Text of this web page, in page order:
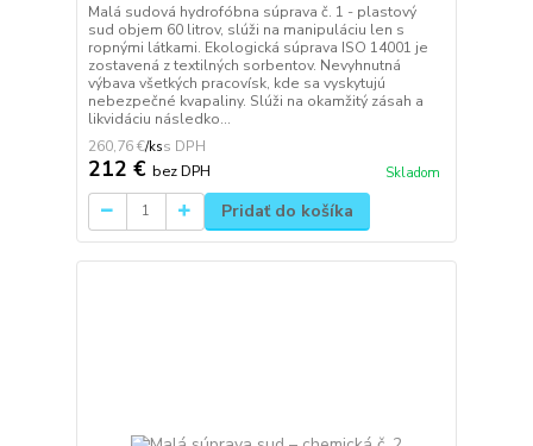
Malá sudová hydrofóbna súprava č. 1 - plastový
sud objem 60 litrov, slúži na manipuláciu len s
ropnými látkami. Ekologická súprava ISO 14001 je
zostavená z textilných sorbentov. Nevyhnutná
výbava všetkých pracovísk, kde sa vyskytujú
nebezpečné kvapaliny. Slúži na okamžitý zásah a
likvidáciu následko...
260,76 €/ks
212 € bez DPH Skladom
Pridať do košíka